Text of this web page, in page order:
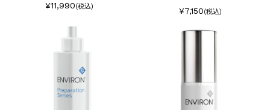
¥11,990(税込) ¥7,150(税込)